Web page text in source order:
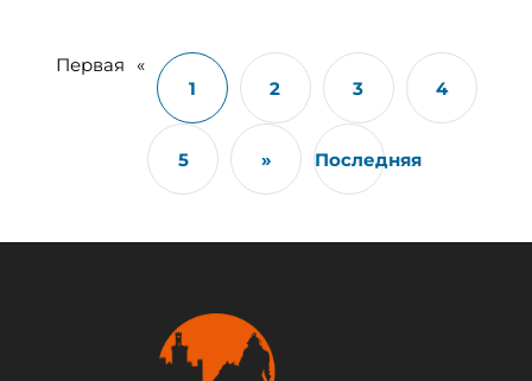
Первая
«
1
2 3 4
5 » Последняя